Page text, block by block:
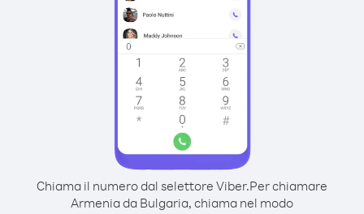
Chiama il numero dal selettore Viber.Per chiamare
Armenia da Bulgaria, chiama nel modo